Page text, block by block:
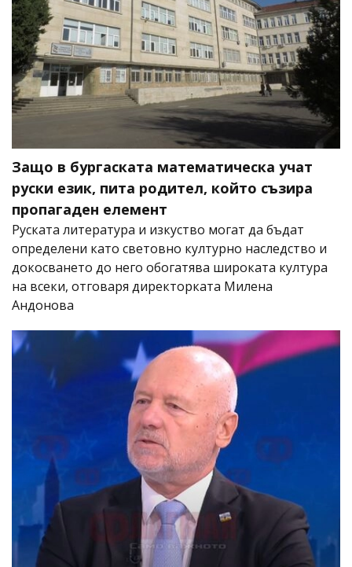
Защо в бургаската математическа учат
руски език, пита родител, който съзира
пропагаден елемент
Руската литература и изкуство могат да бъдат
определени като световно културно наследство и
докосването до него обогатява широката култура
на всеки, отговаря директорката Милена
Андонова